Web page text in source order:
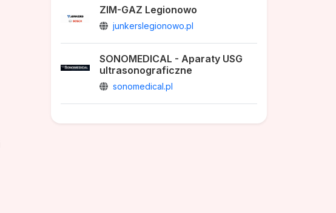
ZIM-GAZ Legionowo
junkerslegionowo.pl
SONOMEDICAL - Aparaty USG
ultrasonograficzne
sonomedical.pl